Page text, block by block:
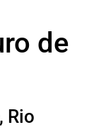
de
Rio